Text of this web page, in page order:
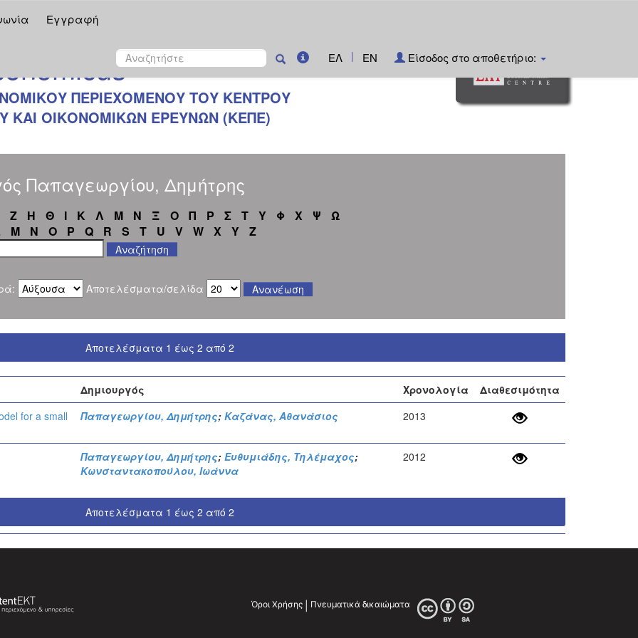
Εγγραφή
ΕΛ | EN Είσοδος στο αποθετήριο:
ΠΕΡΙΕΧΟΜΕΝΟΥ ΤΟΥ ΚΕΝΤΡΟΥ
ΚΑΙ ΟΙΚΟΝΟΜΙΚΩΝ ΕΡΕΥΝΩΝ (ΚΕΠΕ)
Παπαγεωργίου, Δημήτρης
Ζ Η Θ Ι Κ Λ Μ Ν Ξ Ο Π Ρ Σ Τ Υ Φ Χ Ψ
Ω
M N O P Q R S T U V W X Y Z
Αποτελέσματα/σελίδα
Αποτελέσματα 1 έως 2 από 2
Δημιουργός Χρονολογία
Διαθεσιμότητα
for a small
Παπαγεωργίου, Δημήτρης; Καζάνας, Αθανάσιος 2013
Παπαγεωργίου, Δημήτρης; Ευθυμιάδης, Τηλέμαχος;
Κωνσταντακοπούλου, Ιωάννα
2012
Αποτελέσματα 1 έως 2 από 2